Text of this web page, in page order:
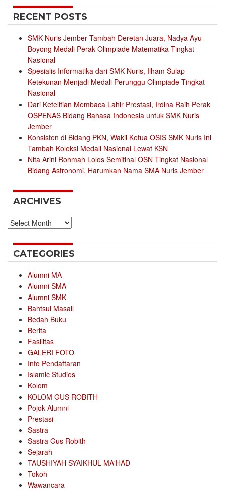
RECENT POSTS
SMK Nuris Jember Tambah Deretan Juara, Nadya Ayu
Boyong Medali Perak Olimpiade Matematika Tingkat
Nasional
Spesialis Informatika dari SMK Nuris, Ilham Sulap
Ketekunan Menjadi Medali Perunggu Olimpiade Tingkat
Nasional
Dari Ketelitian Membaca Lahir Prestasi, Irdina Raih Perak
OSPENAS Bidang Bahasa Indonesia untuk SMK Nuris
Jember
Konsisten di Bidang PKN, Wakil Ketua OSIS SMK Nuris Ini
Tambah Koleksi Medali Nasional Lewat KSN
Nita Arini Rohmah Lolos Semifinal OSN Tingkat Nasional
Bidang Astronomi, Harumkan Nama SMA Nuris Jember
ARCHIVES
Archives
CATEGORIES
Alumni MA
Alumni SMA
Alumni SMK
Bahtsul Masail
Bedah Buku
Berita
Fasilitas
GALERI FOTO
Info Pendaftaran
Islamic Studies
Kolom
KOLOM GUS ROBITH
Pojok Alumni
Prestasi
Sastra
Sastra Gus Robith
Sejarah
TAUSHIYAH SYAIKHUL MA'HAD
Tokoh
Wawancara